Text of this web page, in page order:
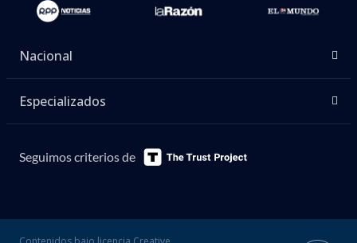
Nacional
Especializados
Seguimos criterios de